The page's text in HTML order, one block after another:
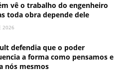
vê o trabalho do engenheiro
toda obra depende dele
2026
defendia que o poder
a forma como pensamos e
nós mesmos